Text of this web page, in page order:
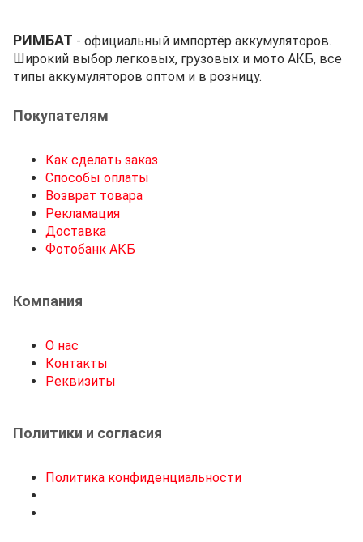
РИМБАТ - официальный импортёр аккумуляторов.
Широкий выбор легковых, грузовых и мото АКБ, все
типы аккумуляторов оптом и в розницу.
Покупателям
Как сделать заказ
Способы оплаты
Возврат товара
Рекламация
Доставка
Фотобанк АКБ
Компания
О нас
Контакты
Реквизиты
Политики и согласия
Политика конфиденциальности